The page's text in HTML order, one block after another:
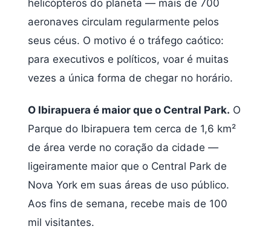
helicópteros do planeta — mais de 700
aeronaves circulam regularmente pelos
seus céus. O motivo é o tráfego caótico:
para executivos e políticos, voar é muitas
vezes a única forma de chegar no horário.
O Ibirapuera é maior que o Central Park. O
Parque do Ibirapuera tem cerca de 1,6 km²
de área verde no coração da cidade —
ligeiramente maior que o Central Park de
Nova York em suas áreas de uso público.
Aos fins de semana, recebe mais de 100
mil visitantes.